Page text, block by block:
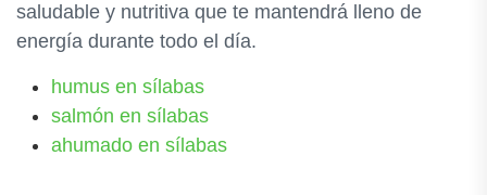
saludable y nutritiva que te mantendrá lleno de
energía durante todo el día.
humus en sílabas
salmón en sílabas
ahumado en sílabas